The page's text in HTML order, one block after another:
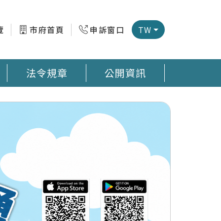
市府首頁 申訴窗口 TW
法令規章 公開資訊
測器地圖 臺南市公廁地圖 回收站地圖網預防登革熱